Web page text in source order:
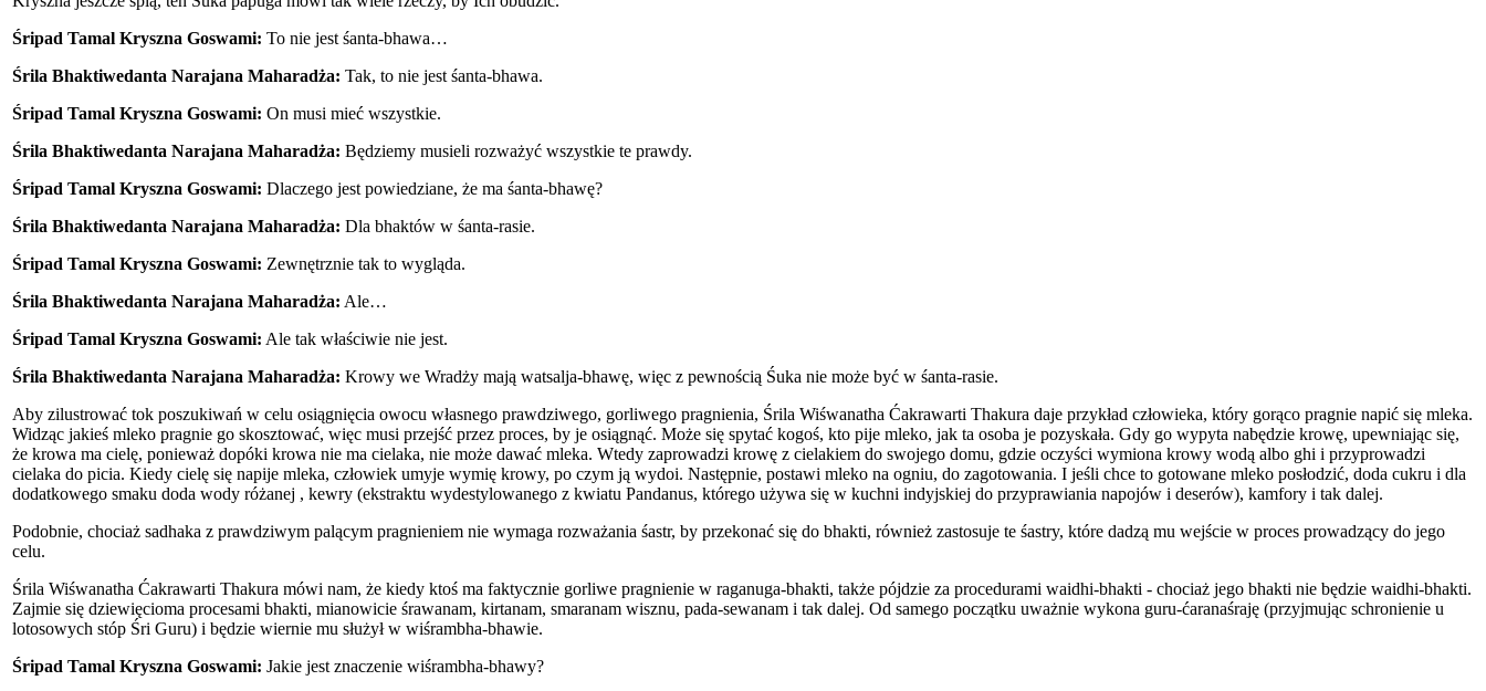
Śripad Tamal Kryszna Goswami: To nie jest śanta-bhawa…
Śrila Bhaktiwedanta Narajana Maharadża: Tak, to nie jest śanta-bhawa.
Śripad Tamal Kryszna Goswami: On musi mieć wszystkie.
Śrila Bhaktiwedanta Narajana Maharadża: Będziemy musieli rozważyć wszystkie te prawdy.
Śripad Tamal Kryszna Goswami: Dlaczego jest powiedziane, że ma śanta-bhawę?
Śrila Bhaktiwedanta Narajana Maharadża: Dla bhaktów w śanta-rasie.
Śripad Tamal Kryszna Goswami: Zewnętrznie tak to wygląda.
Śrila Bhaktiwedanta Narajana Maharadża: Ale…
Śripad Tamal Kryszna Goswami: Ale tak właściwie nie jest.
Śrila Bhaktiwedanta Narajana Maharadża: Krowy we Wradży mają watsalja-bhawę, więc z pewnością Śuka nie może być w śanta-rasie.
Aby zilustrować tok poszukiwań w celu osiągnięcia owocu własnego prawdziwego, gorliwego pragnienia, Śrila Wiśwanatha Ćakrawarti Thakura daje przykład człowieka, który gorąco pragnie napić się mleka.
Widząc jakieś mleko pragnie go skosztować, więc musi przejść przez proces, by je osiągnąć. Może się spytać kogoś, kto pije mleko, jak ta osoba je pozyskała. Gdy go wypyta nabędzie krowę, upewniając się,
że krowa ma cielę, ponieważ dopóki krowa nie ma cielaka, nie może dawać mleka. Wtedy zaprowadzi krowę z cielakiem do swojego domu, gdzie oczyści wymiona krowy wodą albo ghi i przyprowadzi
cielaka do picia. Kiedy cielę się napije mleka, człowiek umyje wymię krowy, po czym ją wydoi. Następnie, postawi mleko na ogniu, do zagotowania. I jeśli chce to gotowane mleko posłodzić, doda cukru i dla
dodatkowego smaku doda wody różanej , kewry (ekstraktu wydestylowanego z kwiatu Pandanus, którego używa się w kuchni indyjskiej do przyprawiania napojów i deserów), kamfory i tak dalej.
Podobnie, chociaż sadhaka z prawdziwym palącym pragnieniem nie wymaga rozważania śastr, by przekonać się do bhakti, również zastosuje te śastry, które dadzą mu wejście w proces prowadzący do jego
celu.
Śrila Wiśwanatha Ćakrawarti Thakura mówi nam, że kiedy ktoś ma faktycznie gorliwe pragnienie w raganuga-bhakti, także pójdzie za procedurami waidhi-bhakti - chociaż jego bhakti nie będzie waidhi-bhakti.
Zajmie się dziewięcioma procesami bhakti, mianowicie śrawanam, kirtanam, smaranam wisznu, pada-sewanam i tak dalej. Od samego początku uważnie wykona guru-ćaranaśraję (przyjmując schronienie u
lotosowych stóp Śri Guru) i będzie wiernie mu służył w wiśrambha-bhawie.
Śripad Tamal Kryszna Goswami: Jakie jest znaczenie wiśrambha-bhawy?